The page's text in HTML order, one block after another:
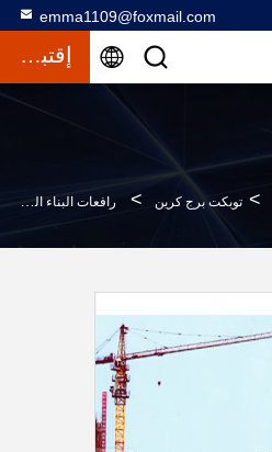
emma1109@foxmail.com
إقتباس
> توبكت برج كرين > رافعات البناء البرج QTZ63 ((5610-6) خط الطاقة رافعة نموذج لبناء